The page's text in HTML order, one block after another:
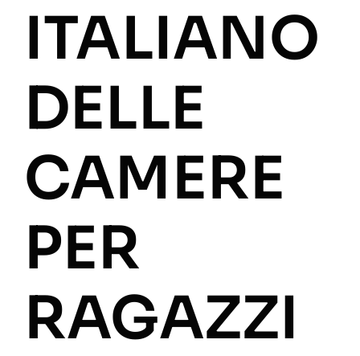
ITALIANO
DELLE
CAMERE
PER
RAGAZZI